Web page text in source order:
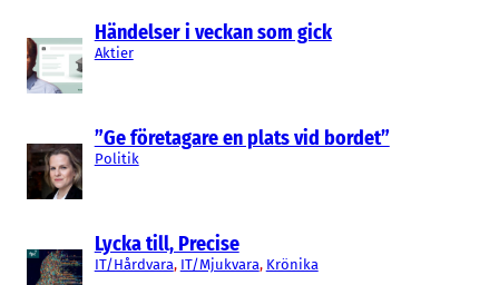
Händelser i veckan som gick
Aktier
”Ge företagare en plats vid bordet”
Politik
Lycka till, Precise
IT/Hårdvara, IT/Mjukvara, Krönika